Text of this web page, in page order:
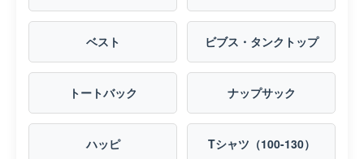
ベスト ビブス・タンクトップ
トートバック ナップサック
ハッピ Tシャツ（100-130）